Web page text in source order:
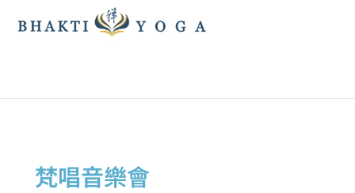
容
梵唱音樂會